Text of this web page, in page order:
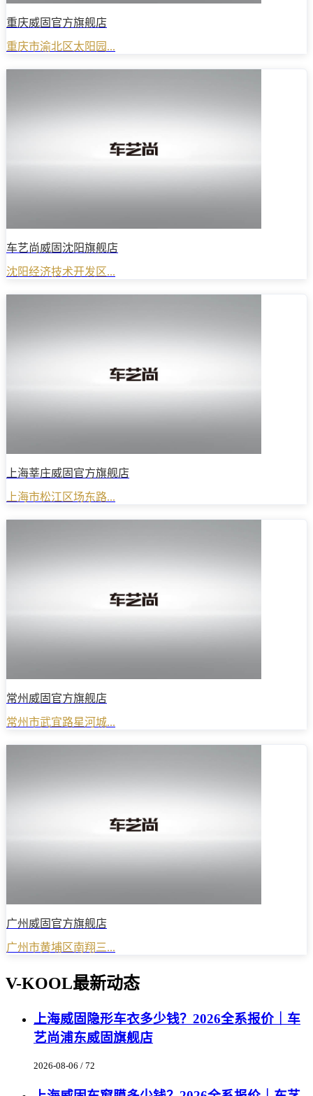
重庆威固官方旗舰店
重庆市渝北区太阳园...
车艺尚威固沈阳旗舰店
沈阳经济技术开发区...
上海莘庄威固官方旗舰店
上海市松江区场东路...
常州威固官方旗舰店
常州市武宜路星河城...
广州威固官方旗舰店
广州市黄埔区南翔三...
V-KOOL最新动态
上海威固隐形车衣多少钱？2026全系报价｜车
艺尚浦东威固旗舰店
2026-08-06 / 72